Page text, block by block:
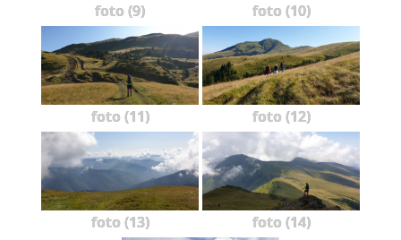
foto (9) foto (10)
foto (11) foto (12)
foto (13) foto (14)